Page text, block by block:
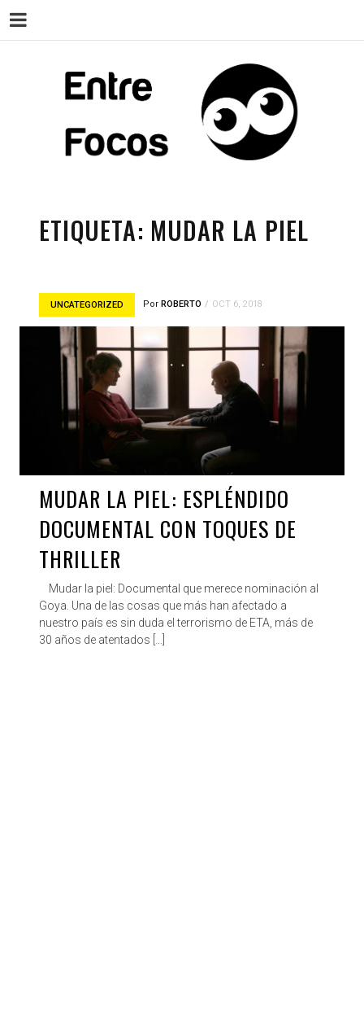
ETIQUETA: MUDAR LA PIEL
UNCATEGORIZED Por ROBERTO OCT 6, 2018
MUDAR LA PIEL: ESPLÉNDIDO
DOCUMENTAL CON TOQUES DE
THRILLER
Mudar la piel: Documental que merece nominación al
Goya. Una de las cosas que más han afectado a
nuestro país es sin duda el terrorismo de ETA, más de
30 años de atentados […]